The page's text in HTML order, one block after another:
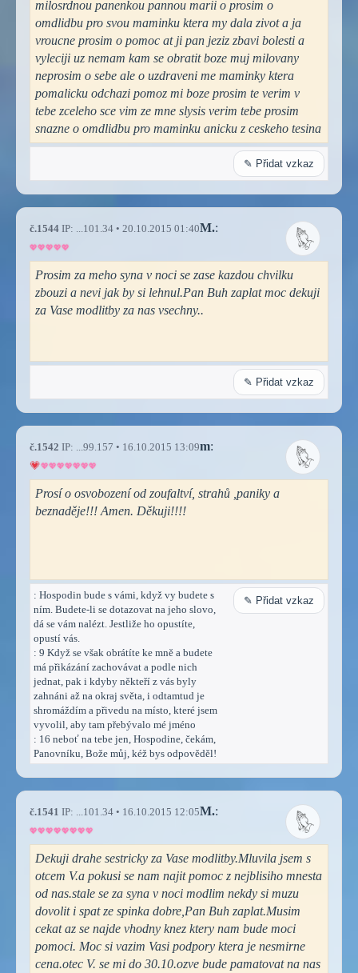
milosrdnou panenkou pannou marii o prosim o
omdlidbu pro svou maminku ktera my dala zivot a ja
vroucne prosim o pomoc at ji pan jeziz zbavi bolesti a
vyleciji uz nemam kam se obratit boze muj milovany
neprosim o sebe ale o uzdraveni me maminky ktera
pomalicku odchazi pomoz mi boze prosim te verim v
tebe zceleho sce vim ze mne slysis verim tebe prosim
snazne o omdlidbu pro maminku anicku z ceskeho tesina
✎ Přidat vzkaz
č.1544 IP: ...101.34 • 20.10.2015 01:40M.:
Prosim za meho syna v noci se zase kazdou chvilku
zbouzi a nevi jak by si lehnul.Pan Buh zaplat moc dekuji
za Vase modlitby za nas vsechny..
✎ Přidat vzkaz
č.1542 IP: ...99.157 • 16.10.2015 13:09m:
Prosí o osvobození od zoufaltví, strahů ,paniky a
beznaděje!!! Amen. Děkuji!!!!
: Hospodin bude s vámi, když vy budete s
ním. Budete-li se dotazovat na jeho slovo,
dá se vám nalézt. Jestliže ho opustíte,
opustí vás.
: 9 Když se však obrátíte ke mně a budete
má přikázání zachovávat a podle nich
jednat, pak i kdyby někteří z vás byly
zahnáni až na okraj světa, i odtamtud je
shromáždím a přivedu na místo, které jsem
vyvolil, aby tam přebývalo mé jméno
: 16 neboť na tebe jen, Hospodine, čekám,
Panovníku, Bože můj, kéž bys odpověděl!
✎ Přidat vzkaz
č.1541 IP: ...101.34 • 16.10.2015 12:05M.:
Dekuji drahe sestricky za Vase modlitby.Mluvila jsem s
otcem V.a pokusi se nam najit pomoc z nejblisiho mnesta
od nas.stale se za syna v noci modlim nekdy si muzu
dovolit i spat ze spinka dobre,Pan Buh zaplat.Musim
cekat az se najde vhodny knez ktery nam bude moci
pomoci. Moc si vazim Vasi podpory ktera je nesmirne
cena.otec V. se mi do 30.10.ozve bude pamatovat na nas